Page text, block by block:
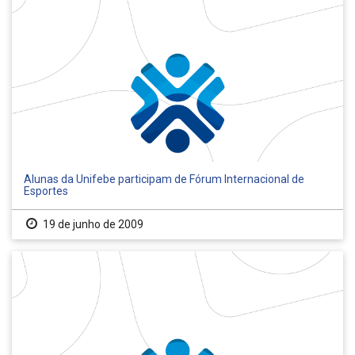
Alunas da Unifebe participam de Fórum Internacional de
Esportes
19 de junho de 2009